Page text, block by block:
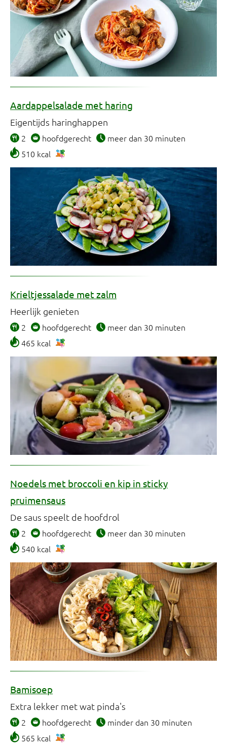
Aardappelsalade met haring
Eigentijds haringhappen
2 hoofdgerecht
meer dan 30 minuten
510 kcal
Krieltjessalade met zalm
Heerlijk genieten
2 hoofdgerecht
meer dan 30 minuten
465 kcal
Noedels met broccoli en kip in sticky
pruimensaus
De saus speelt de hoofdrol
2 hoofdgerecht
meer dan 30 minuten
540 kcal
Bamisoep
Extra lekker met wat pinda's
2 hoofdgerecht
minder dan 30 minuten
565 kcal